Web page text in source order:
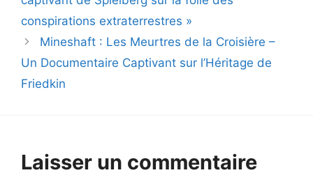
conspirations extraterrestres »
Mineshaft : Les Meurtres de la Croisière –
Un Documentaire Captivant sur l’Héritage de
Friedkin
Laisser un commentaire